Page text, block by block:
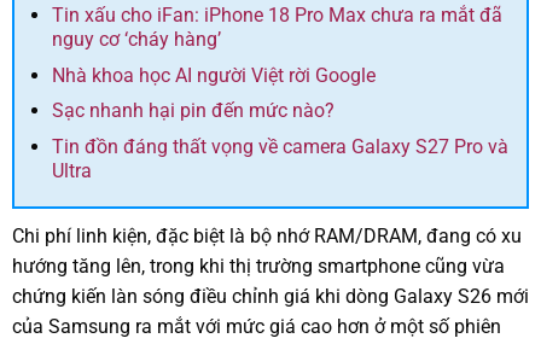
Tin xấu cho iFan: iPhone 18 Pro Max chưa ra mắt đã
nguy cơ ‘cháy hàng’
Nhà khoa học AI người Việt rời Google
Sạc nhanh hại pin đến mức nào?
Tin đồn đáng thất vọng về camera Galaxy S27 Pro và
Ultra
Chi phí linh kiện, đặc biệt là bộ nhớ RAM/DRAM, đang có xu
hướng tăng lên, trong khi thị trường smartphone cũng vừa
chứng kiến làn sóng điều chỉnh giá khi dòng Galaxy S26 mới
của Samsung ra mắt với mức giá cao hơn ở một số phiên